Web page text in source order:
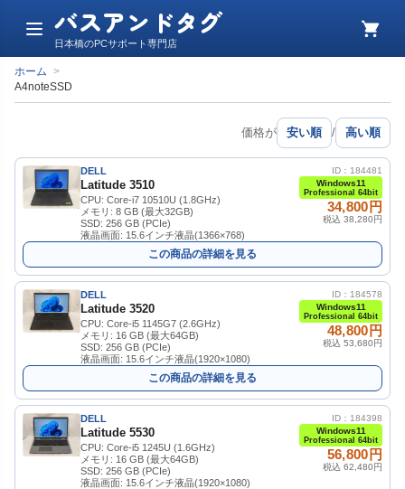
メ
ュ
ー
バスアンドタグ
日本橋のPCサポート専門店
カ
ホーム >
A4noteSSD
価格が 安い順 / 高い順
DELL
Latitude 3510
CPU: Core-i7 10510U (1.8GHz)
メモリ: 8 GB (最大32GB)
SSD: 256 GB (PCIe)
液晶画面: 15.6インチ液晶(1366×768)
ID：184481
Windows11
Professional 64bit
34,800円
税込 38,280円
この商品の詳細を見る
DELL
Latitude 3520
CPU: Core-i5 1145G7 (2.6GHz)
メモリ: 16 GB (最大64GB)
SSD: 256 GB (PCIe)
液晶画面: 15.6インチ液晶(1920×1080)
ID：184578
Windows11
Professional 64bit
48,800円
税込 53,680円
この商品の詳細を見る
DELL
Latitude 5530
CPU: Core-i5 1245U (1.6GHz)
メモリ: 16 GB (最大64GB)
SSD: 256 GB (PCIe)
液晶画面: 15.6インチ液晶(1920×1080)
ID：184398
Windows11
Professional 64bit
56,800円
税込 62,480円